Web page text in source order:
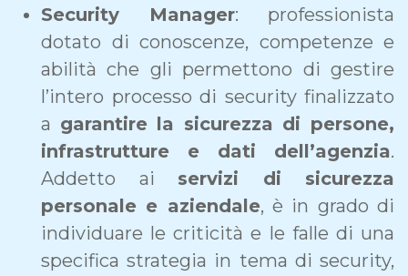
Security Manager: professionista
dotato di conoscenze, competenze e
abilità che gli permettono di gestire
l’intero processo di security finalizzato
a garantire la sicurezza di persone,
infrastrutture e dati dell’agenzia.
Addetto ai servizi di sicurezza
personale e aziendale, è in grado di
individuare le criticità e le falle di una
specifica strategia in tema di security,